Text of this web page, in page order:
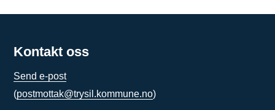
Kontakt oss
Send e-post
(postmottak@trysil.kommune.no)